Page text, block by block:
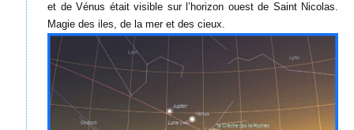
et de Vénus était visible sur l’horizon ouest de Saint Nicolas.
Magie des iles, de la mer et des cieux.